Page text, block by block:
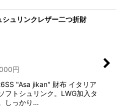
リンクレザー二つ折財
円
"Asa jikan" 財布 イタリア
フトシュリンク。LWG加入タ
しっかり…